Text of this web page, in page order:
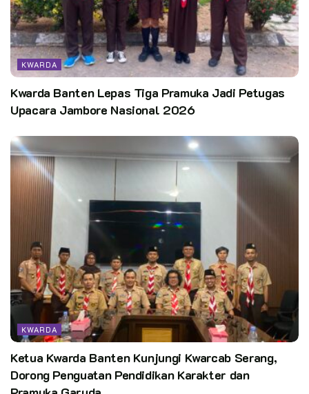
KWARDA
Kwarda Banten Lepas Tiga Pramuka Jadi Petugas
Upacara Jambore Nasional 2026
KWARDA
Ketua Kwarda Banten Kunjungi Kwarcab Serang,
Dorong Penguatan Pendidikan Karakter dan